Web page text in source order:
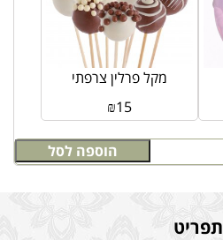
הוספה לסל
מקל פרלין צרפתי
₪15
תפריט